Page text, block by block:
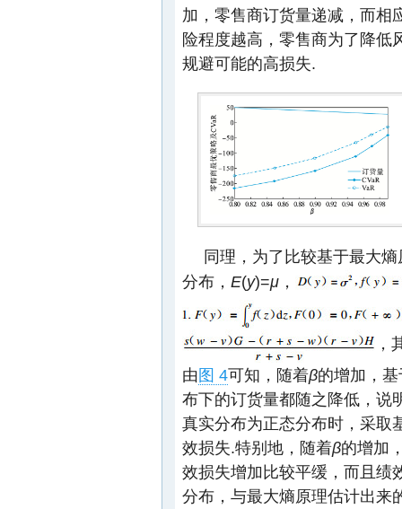
加，零售商订货量递减，而相
险程度越高，零售商为了降低
规避可能的高损失.
同理，为了比较基于最大
分布， E(y)=μ ，
，
由图 4可知，随着β的增加，
布下的订货量都随之降低，说
真实分布为正态分布时，采取
效损失.特别地，随着β的增加
效损失增加比较平缓，而且绩
分布，与最大熵原理估计出来